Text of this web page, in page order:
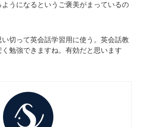
うになるというご褒美がまっているの
切って英会話学習用に使う。英会話教
勉強できますね。有効だと思います